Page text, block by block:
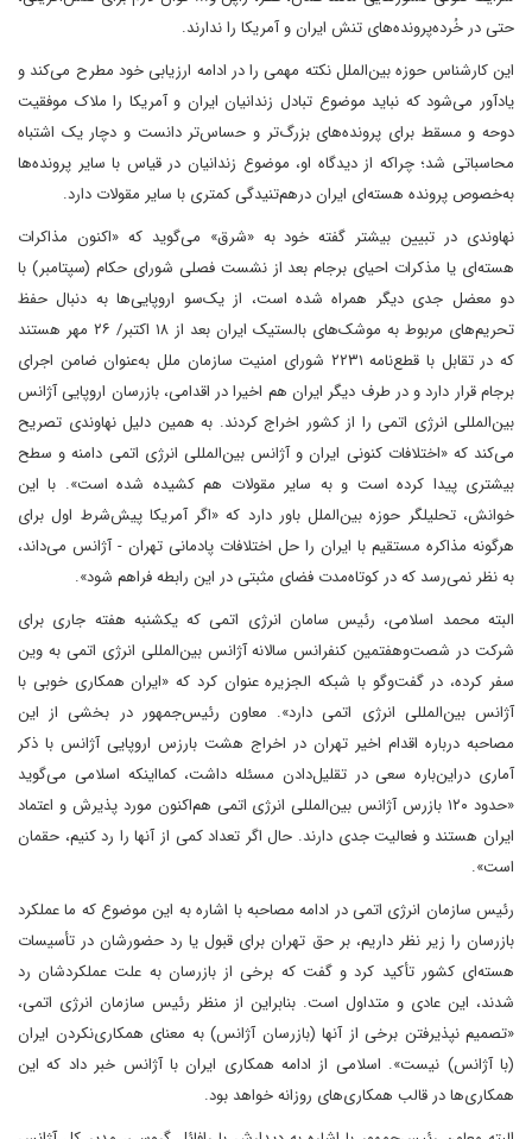
حتی در خُرده‌پرونده‌های تنش ایران و آمریکا را ندارند.
این کارشناس حوزه بین‌الملل نکته مهمی را در ادامه ارزیابی خود مطرح می‌کند و
یادآور می‌شود که نباید موضوع تبادل زندانیان ایران و آمریکا را ملاک موفقیت
دوحه و مسقط برای پرونده‌های بزرگ‌تر و حساس‌تر دانست و دچار یک اشتباه
محاسباتی شد؛ چراکه از دیدگاه او، موضوع زندانیان در قیاس با سایر پرونده‌ها
به‌خصوص پرونده هسته‌ای ایران در‌هم‌تنیدگی کمتری با سایر مقولات دارد.
نهاوندی در تبیین بیشتر گفته خود به «شرق» می‌گوید که «اکنون مذاکرات
هسته‌ای یا مذکرات احیای برجام بعد از نشست فصلی شورای حکام (سپتامبر) با
دو معضل جدی دیگر همراه شده است، از یک‌سو اروپایی‌ها به دنبال حفظ
تحریم‌های مربوط به موشک‌های بالستیک ایران بعد از ۱۸ اکتبر/ ۲۶ مهر هستند
که در تقابل با قطع‌نامه ۲۲۳۱ شورای امنیت سازمان ملل به‌عنوان ضامن اجرای
برجام قرار دارد و در طرف دیگر ایران هم اخیرا در اقدامی، بازرسان اروپایی آژانس
بین‌المللی انرژی اتمی را از کشور اخراج کردند. به همین دلیل نهاوندی تصریح
می‌کند که «اختلافات کنونی ایران و آژانس بین‌المللی انرژی اتمی دامنه و سطح
بیشتری پیدا کرده است و به سایر مقولات هم کشیده شده است». با این
خوانش، تحلیلگر حوزه بین‌الملل باور دارد که «اگر آمریکا پیش‌شرط اول برای
هرگونه مذاکره مستقیم با ایران را حل اختلافات پادمانی تهران - آژانس می‌داند،
به نظر نمی‌رسد که در کوتاه‌مدت فضای مثبتی در این رابطه فراهم شود».
البته محمد اسلامی، رئیس سامان انرژی اتمی که یکشنبه هفته جاری برای
شرکت در شصت‌و‌هفتمین کنفرانس سالانه آژانس بین‌المللی انرژی اتمی به وین
سفر کرده، در گفت‌وگو با شبکه الجزیره عنوان کرد که «ایران همکاری خوبی با
آژانس بین‌المللی انرژی اتمی دارد». معاون رئیس‌جمهور در بخشی از این
مصاحبه درباره اقدام اخیر تهران در اخراج هشت بارزس اروپایی آژانس با ذکر
آماری دراین‌باره سعی در تقلیل‌دادن مسئله داشت، کمااینکه اسلامی می‌گوید
«حدود ۱۲۰ بازرس آژانس بین‌المللی انرژی اتمی هم‌اکنون مورد پذیرش و اعتماد
ایران هستند و فعالیت جدی دارند. حال اگر تعداد کمی از آنها را رد کنیم، حقمان
است».
رئیس سازمان انرژی اتمی در ادامه مصاحبه با اشاره به این موضوع که ما عملکرد
بازرسان را زیر نظر داریم، بر حق تهران برای قبول یا رد حضورشان در تأسیسات
هسته‌ای کشور تأکید کرد و گفت که برخی از بازرسان به علت عملکردشان رد
شدند، این عادی و متداول است. بنابراین از منظر رئیس سازمان انرژی اتمی،
«تصمیم نپذیرفتن برخی از آنها (بازرسان آژانس) به معنای همکاری‌نکردن ایران
(با آژانس) نیست». اسلامی از ادامه همکاری ایران با آژانس خبر داد که این
همکاری‌ها در قالب همکاری‌های روزانه خواهد بود.